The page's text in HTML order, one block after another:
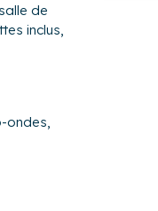
de
inclus,
ondes,